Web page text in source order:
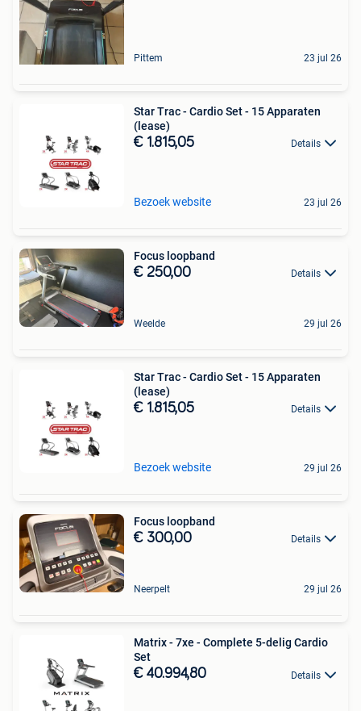
Pittem 23 jul 26
Star Trac - Cardio Set - 15 Apparaten
(lease)
€ 1.815,05 Details
Bezoek website 23 jul 26
Focus loopband
€ 250,00 Details
Weelde 29 jul 26
Star Trac - Cardio Set - 15 Apparaten
(lease)
€ 1.815,05 Details
Bezoek website 29 jul 26
Focus loopband
€ 300,00 Details
Neerpelt 29 jul 26
Matrix - 7xe - Complete 5-delig Cardio
Set
€ 40.994,80 Details